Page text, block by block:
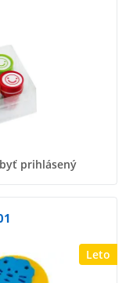
prihlásený
Leto